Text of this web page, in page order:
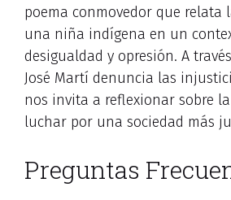
poema conmovedor que relata
una niña indígena en un
desigualdad y opresión. A
José Martí denuncia las
nos invita a reflexionar sobre
luchar por una sociedad más
Preguntas